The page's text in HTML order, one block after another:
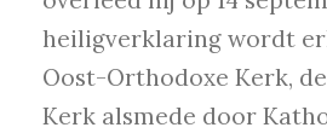
heiligverklaring wordt
Oost-Orthodoxe Kerk,
Kerk alsmede door